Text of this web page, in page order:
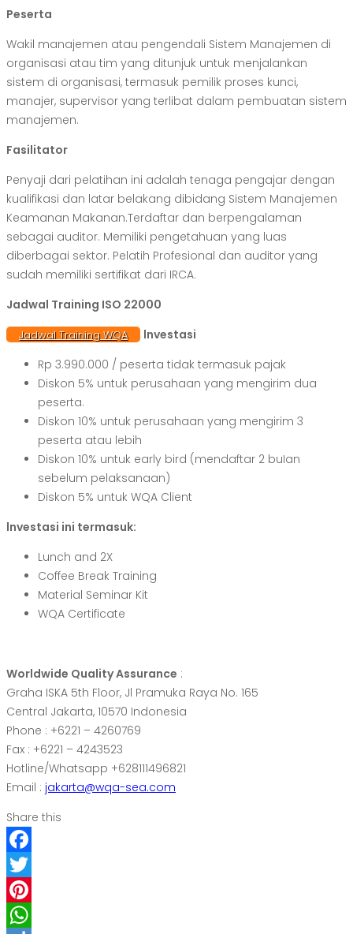
Peserta
Wakil manajemen atau pengendali Sistem Manajemen di
organisasi atau tim yang ditunjuk untuk menjalankan
sistem di organisasi, termasuk pemilik proses kunci,
manajer, supervisor yang terlibat dalam pembuatan sistem
manajemen.
Fasilitator
Penyaji dari pelatihan ini adalah tenaga pengajar dengan
kualifikasi dan latar belakang dibidang Sistem Manajemen
Keamanan Makanan.Terdaftar dan berpengalaman
sebagai auditor. Memiliki pengetahuan yang luas
diberbagai sektor. Pelatih Profesional dan auditor yang
sudah memiliki sertifikat dari IRCA.
Jadwal Training ISO 22000
Jadwal Training WQA
lnvestasi
Rp 3.990.000 / peserta tidak termasuk pajak
Diskon 5% untuk perusahaan yang mengirim dua
peserta.
Diskon 10% untuk perusahaan yang mengirim 3
peserta atau lebih
Diskon 10% untuk early bird (mendaftar 2 buIan
sebelum pelaksanaan)
Diskon 5% untuk WQA Client
lnvestasi ini termasuk:
Lunch and 2X
Coffee Break Training
Material Seminar Kit
WQA Certificate
Worldwide Quality Assurance :
Graha ISKA 5th Floor, Jl Pramuka Raya No. 165
Central Jakarta, 10570 Indonesia
Phone : +6221 – 4260769
Fax : +6221 – 4243523
Hotline/Whatsapp +628111496821
Email : jakarta@wqa-sea.com
Share this
Facebook
Twitter
Pinterest